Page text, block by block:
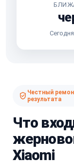
Честный
результата
Что
Xiaomi